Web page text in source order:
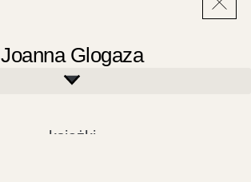
Joanna Glogaza
książki